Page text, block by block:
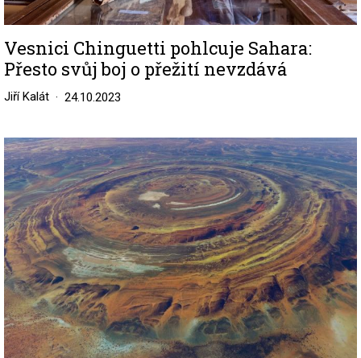
Vesnici Chinguetti pohlcuje Sahara:
Přesto svůj boj o přežití nevzdává
Jiří Kalát 24.10.2023
Image